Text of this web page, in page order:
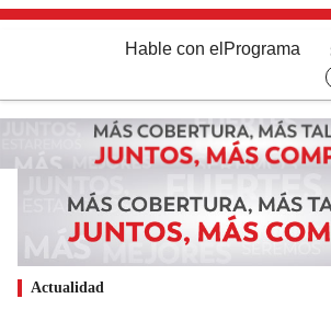
Hable con el Programa
Actualidad